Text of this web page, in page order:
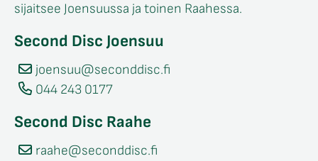
sijaitsee Joensuussa ja toinen Raahessa.
Second Disc Joensuu
joensuu@seconddisc.fi
044 243 0177
Second Disc Raahe
raahe@seconddisc.fi